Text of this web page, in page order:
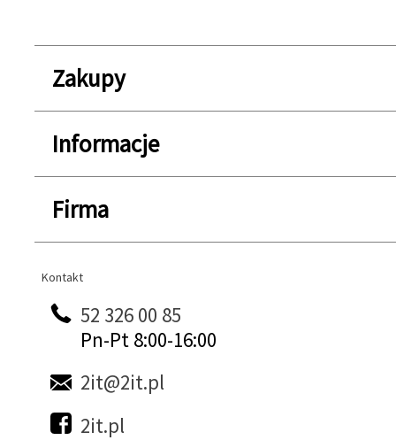
Zakupy
Informacje
Firma
Kontakt
Kontakt
52 326 00 85
Pn-Pt 8:00-16:00
2it@2it.pl
2it.pl